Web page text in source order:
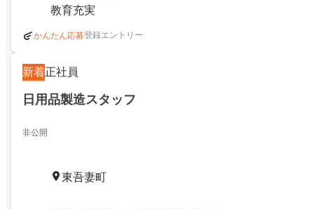
教育充実
かんたん応募登録エントリー
新着正社員
日用品製造スタッフ
非公開
東吾妻町